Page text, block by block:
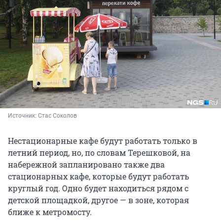
Источник: Стас Соколов
Нестационарные кафе будут работать только в
летний период, но, по словам Терешковой, на
набережной запланировано также два
стационарных кафе, которые будут работать
круглый год. Одно будет находиться рядом с
детской площадкой, другое — в зоне, которая
ближе к метромосту.